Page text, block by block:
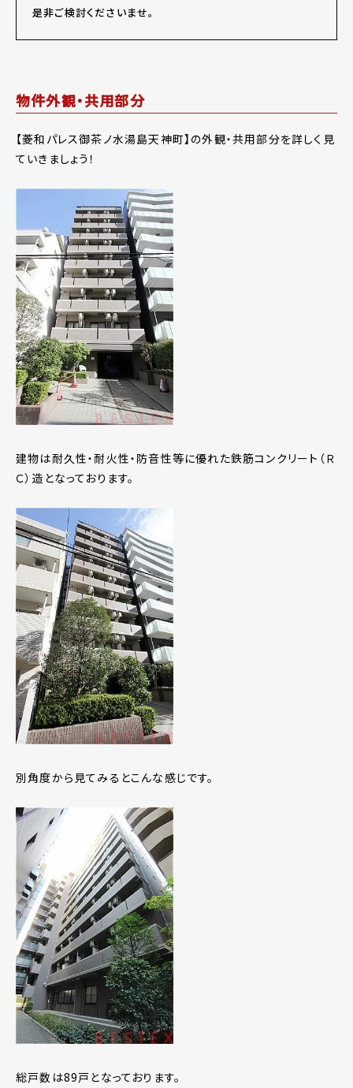
是非ご検討くださいませ。
物件外観・共用部分
【菱和パレス御茶ノ水湯島天神町】の外観・共用部分を詳しく見
ていきましょう！
建物は耐久性・耐火性・防音性等に優れた鉄筋コンクリート（Ｒ
Ｃ）造となっております。
別角度から見てみるとこんな感じです。
総戸数は89戸となっております。